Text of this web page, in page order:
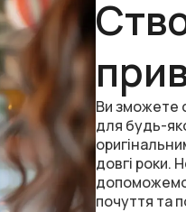
Ви зможете
для будь-
довгі роки.
допоможемо
почуття та